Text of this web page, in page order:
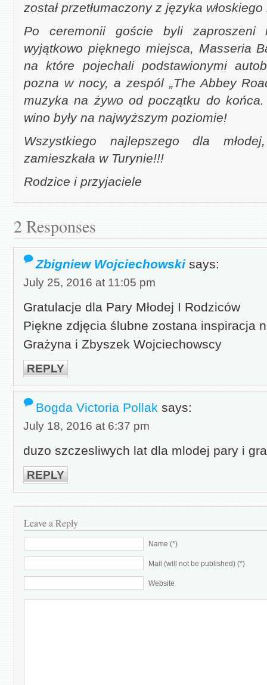
został przetłumaczony z języka
Po ceremonii goście byli zaproszeni
wyjątkowo pięknego miejsca, Masseria
na które pojechali podstawionymi
pozna w nocy, a zespól „The Abbey
muzyka na żywo od początku do
wino były na najwyższym poziomie!
Wszystkiego najlepszego dla
zamieszkała w Turynie!!!
Rodzice i przyjaciele
2 Responses
Zbigniew Wojciechowski says:
July 25, 2016 at 11:05 pm
Gratulacje dla Pary Młodej I Rodziców
Piękne zdjęcia ślubne zostana inspiracja
Grażyna i Zbyszek Wojciechowscy
REPLY
Bogda Victoria Pollak says:
July 18, 2016 at 6:37 pm
duzo szczesliwych lat dla mlodej pary i
REPLY
Leave a Reply
Name (*)
Mail (will not be published) (*)
Website